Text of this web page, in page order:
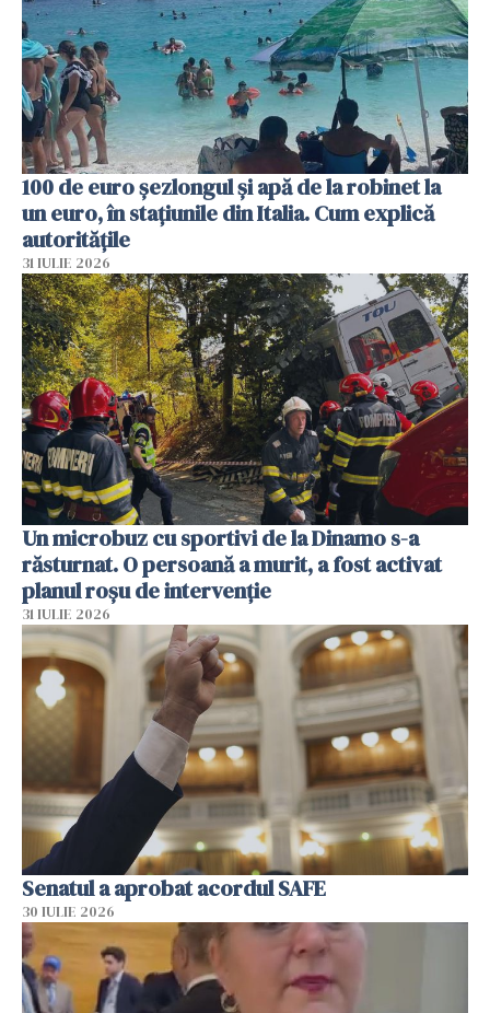
100 de euro șezlongul și apă de la robinet la
un euro, în stațiunile din Italia. Cum explică
autoritățile
31 IULIE 2026
Un microbuz cu sportivi de la Dinamo s-a
răsturnat. O persoană a murit, a fost activat
planul roșu de intervenție
31 IULIE 2026
Senatul a aprobat acordul SAFE
30 IULIE 2026